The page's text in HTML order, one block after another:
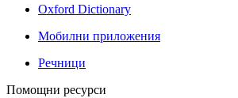
Oxford Dictionary
Мобилни приложения
Речници
Помощни ресурси